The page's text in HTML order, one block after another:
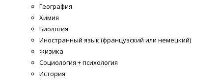
География
Химия
Биология
Иностранный язык (французский или немецкий)
Физика
Социология + психология
История